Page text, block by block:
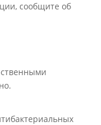
сообщите об